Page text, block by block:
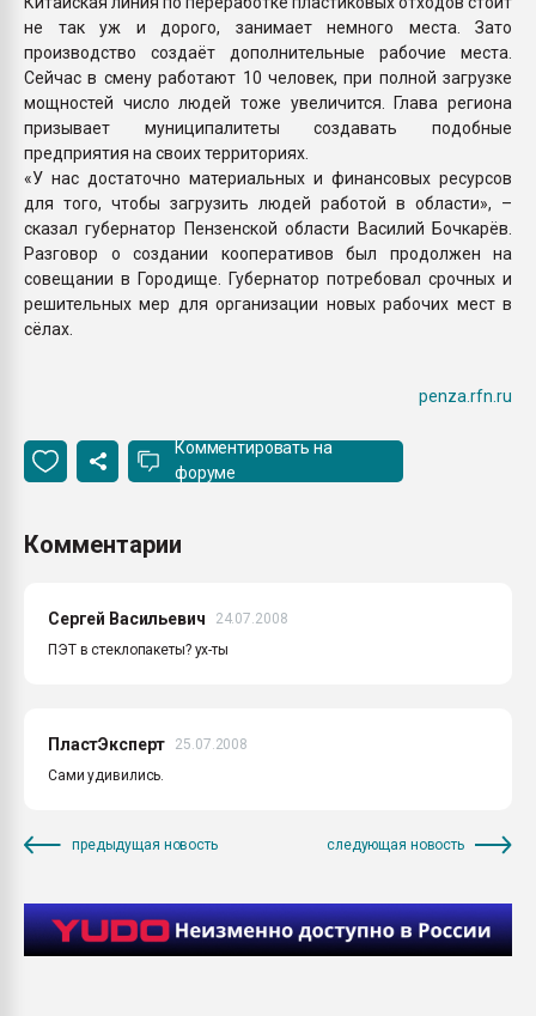
не так уж и дорого, занимает немного места. Зато
производство создаёт дополнительные рабочие места.
Сейчас в смену работают 10 человек, при полной загрузке
мощностей число людей тоже увеличится. Глава региона
призывает муниципалитеты создавать подобные
предприятия на своих территориях.
«У нас достаточно материальных и финансовых ресурсов
для того, чтобы загрузить людей работой в области», –
сказал губернатор Пензенской области Василий Бочкарёв.
Разговор о создании кооперативов был продолжен на
совещании в Городище. Губернатор потребовал срочных и
решительных мер для организации новых рабочих мест в
сёлах.
penza.rfn.ru
Комментировать на
форуме
Комментарии
Сергей Васильевич
24.07.2008
ПЭТ в стеклопакеты? ух-ты
ПластЭксперт
25.07.2008
Сами удивились.
предыдущая новость следующая новость